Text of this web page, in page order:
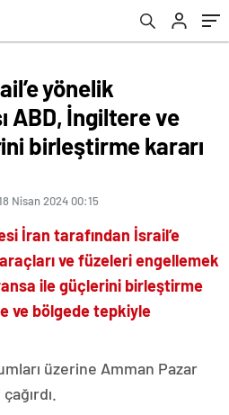
yönelik
ABD, İngiltere ve
birleştirme kararı
Nisan 2024 00:15
İran tarafından İsrail’e
ve füzeleri engellemek
ile güçlerini birleştirme
ve bölgede tepkiyle
üzerine Amman Pazar